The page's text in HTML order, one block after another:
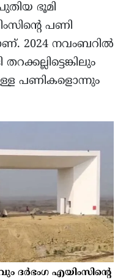
ഭൂമി
പണി
2024 നവംബറിൽ
പണികളൊന്നും
എയിംസിന്റെ